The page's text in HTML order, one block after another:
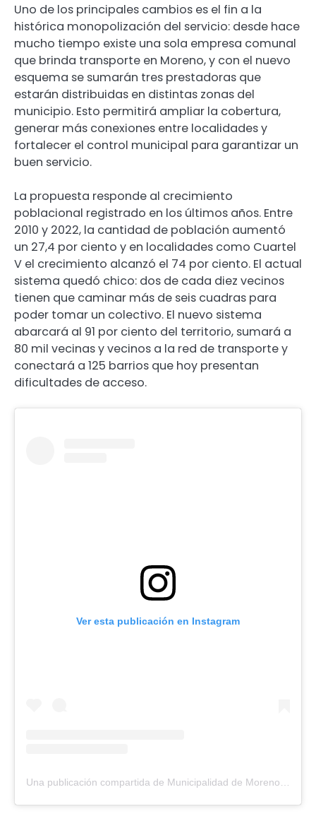
Uno de los principales cambios es el fin a la
histórica monopolización del servicio: desde hace
mucho tiempo existe una sola empresa comunal
que brinda transporte en Moreno, y con el nuevo
esquema se sumarán tres prestadoras que
estarán distribuidas en distintas zonas del
municipio. Esto permitirá ampliar la cobertura,
generar más conexiones entre localidades y
fortalecer el control municipal para garantizar un
buen servicio.
La propuesta responde al crecimiento
poblacional registrado en los últimos años. Entre
2010 y 2022, la cantidad de población aumentó
un 27,4 por ciento y en localidades como Cuartel
V el crecimiento alcanzó el 74 por ciento. El actual
sistema quedó chico: dos de cada diez vecinos
tienen que caminar más de seis cuadras para
poder tomar un colectivo. El nuevo sistema
abarcará al 91 por ciento del territorio, sumará a
80 mil vecinas y vecinos a la red de transporte y
conectará a 125 barrios que hoy presentan
dificultades de acceso.
Ver esta publicación en Instagram
Una publicación compartida de Municipalidad de Moreno (@moreno_municipio)